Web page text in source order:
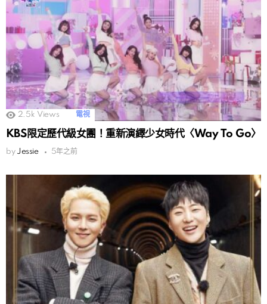
2.5k Views 電視
KBS限定歷代級女團！重新演繹少女時代〈Way To Go〉
by Jessie 5年之前